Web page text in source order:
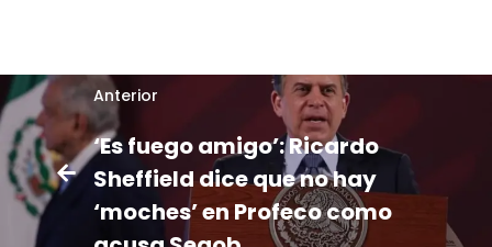
Anterior
‘Es fuego amigo’: Ricardo
Sheffield dice que no hay
‘moches’ en Profeco como